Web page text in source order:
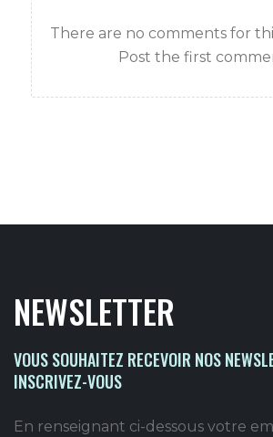
There are no comments for
Post the first
NEWSLETTER
VOUS SOUHAITEZ RECEVOIR NOS
INSCRIVEZ-VOUS
En renseignant ci-dessous votre